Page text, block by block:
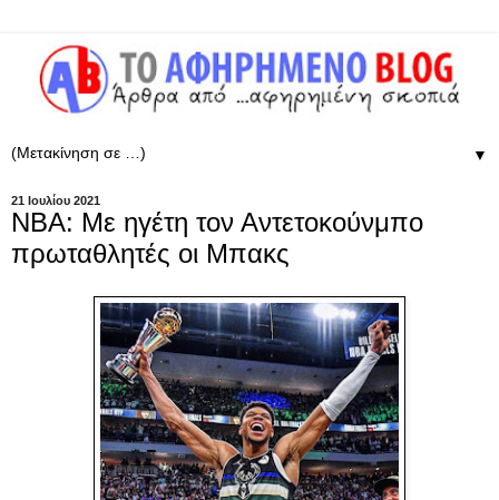
▼
21 Ιουλίου 2021
NBA: Με ηγέτη τον Αντετοκούνμπο
πρωταθλητές οι Μπακς